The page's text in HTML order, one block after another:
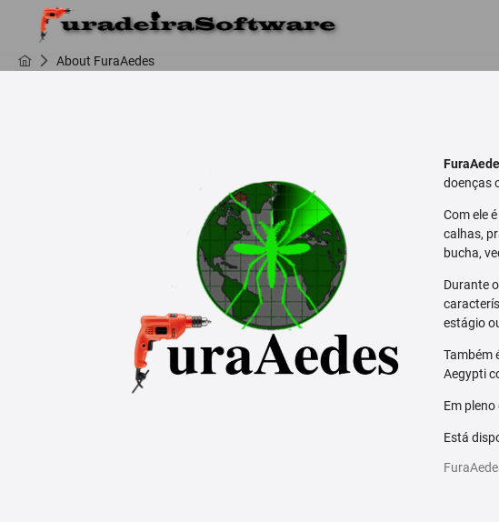
About FuraAedes
doenças
Com ele
calhas,
bucha,
Durante
estágio
Também
Aegypti
Em
Está